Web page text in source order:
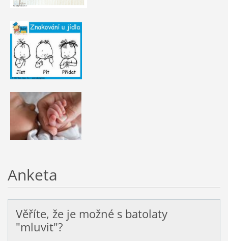
Anketa
Věříte, že je možné s batolaty
"mluvit"?